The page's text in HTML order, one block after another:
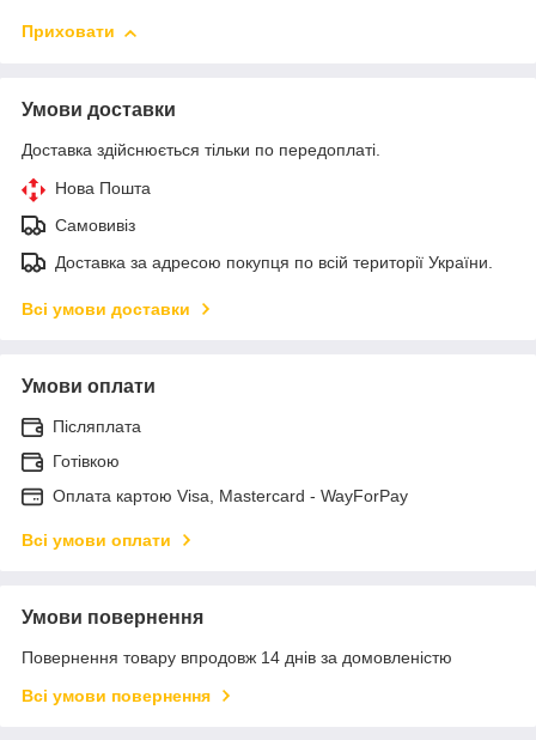
Приховати
Умови доставки
Доставка здійснюється тільки по передоплаті.
Нова Пошта
Самовивіз
Доставка за адресою покупця по всій території України.
Всі умови доставки
Умови оплати
Післяплата
Готівкою
Оплата картою Visa, Mastercard - WayForPay
Всі умови оплати
Умови повернення
Повернення товару впродовж 14 днів за домовленістю
Всі умови повернення